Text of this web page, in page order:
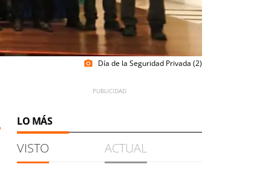
photo_camera Día de la Seguridad Privada (2)
LO MÁS
VISTO ACTUAL